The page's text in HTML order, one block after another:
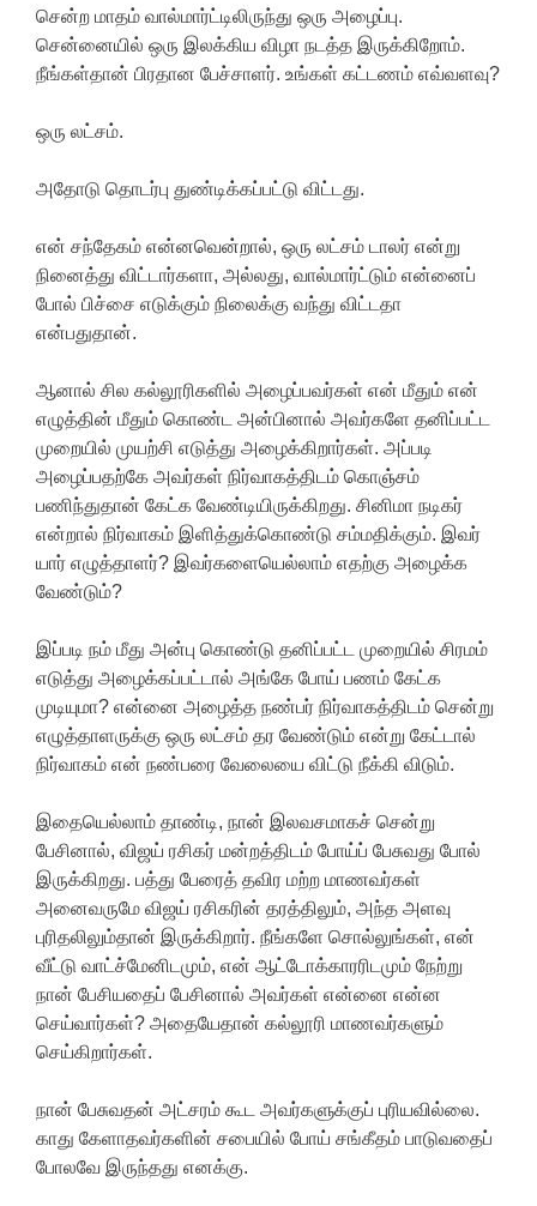
சென்ற மாதம் வால்மார்ட்டிலிருந்து ஒரு அழைப்பு.
சென்னையில் ஒரு இலக்கிய விழா நடத்த இருக்கிறோம்.
நீங்கள்தான் பிரதான பேச்சாளர். உங்கள் கட்டணம் எவ்வளவு?
ஒரு லட்சம்.
அதோடு தொடர்பு துண்டிக்கப்பட்டு விட்டது.
என் சந்தேகம் என்னவென்றால், ஒரு லட்சம் டாலர் என்று
நினைத்து விட்டார்களா, அல்லது, வால்மார்ட்டும் என்னைப்
போல் பிச்சை எடுக்கும் நிலைக்கு வந்து விட்டதா
என்பதுதான்.
ஆனால் சில கல்லூரிகளில் அழைப்பவர்கள் என் மீதும் என்
எழுத்தின் மீதும் கொண்ட அன்பினால் அவர்களே தனிப்பட்ட
முறையில் முயற்சி எடுத்து அழைக்கிறார்கள். அப்படி
அழைப்பதற்கே அவர்கள் நிர்வாகத்திடம் கொஞ்சம்
பணிந்துதான் கேட்க வேண்டியிருக்கிறது. சினிமா நடிகர்
என்றால் நிர்வாகம் இளித்துக்கொண்டு சம்மதிக்கும். இவர்
யார் எழுத்தாளர்? இவர்களையெல்லாம் எதற்கு அழைக்க
வேண்டும்?
இப்படி நம் மீது அன்பு கொண்டு தனிப்பட்ட முறையில் சிரமம்
எடுத்து அழைக்கப்பட்டால் அங்கே போய் பணம் கேட்க
முடியுமா? என்னை அழைத்த நண்பர் நிர்வாகத்திடம் சென்று
எழுத்தாளருக்கு ஒரு லட்சம் தர வேண்டும் என்று கேட்டால்
நிர்வாகம் என் நண்பரை வேலையை விட்டு நீக்கி விடும்.
இதையெல்லாம் தாண்டி, நான் இலவசமாகச் சென்று
பேசினால், விஜய் ரசிகர் மன்றத்திடம் போய்ப் பேசுவது போல்
இருக்கிறது. பத்து பேரைத் தவிர மற்ற மாணவர்கள்
அனைவருமே விஜய் ரசிகரின் தரத்திலும், அந்த அளவு
புரிதலிலும்தான் இருக்கிறார். நீங்களே சொல்லுங்கள், என்
வீட்டு வாட்ச்மேனிடமும், என் ஆட்டோக்காரரிடமும் நேற்று
நான் பேசியதைப் பேசினால் அவர்கள் என்னை என்ன
செய்வார்கள்? அதையேதான் கல்லூரி மாணவர்களும்
செய்கிறார்கள்.
நான் பேசுவதன் அட்சரம் கூட அவர்களுக்குப் புரியவில்லை.
காது கேளாதவர்களின் சபையில் போய் சங்கீதம் பாடுவதைப்
போலவே இருந்தது எனக்கு.